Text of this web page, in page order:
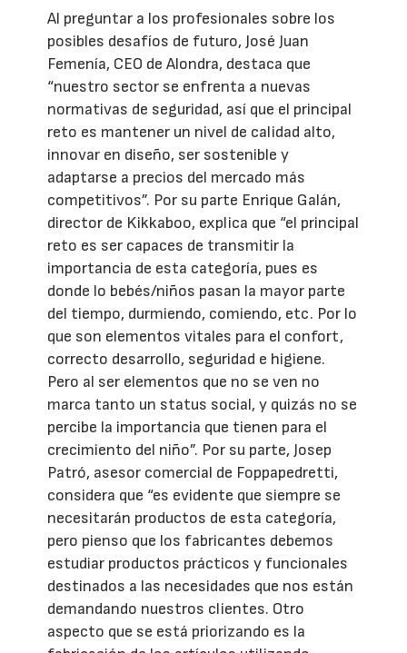
Al preguntar a los profesionales sobre los
posibles desafíos de futuro, José Juan
Femenía, CEO de Alondra, destaca que
“nuestro sector se enfrenta a nuevas
normativas de seguridad, así que el principal
reto es mantener un nivel de calidad alto,
innovar en diseño, ser sostenible y
adaptarse a precios del mercado más
competitivos”. Por su parte Enrique Galán,
director de Kikkaboo, explica que “el principal
reto es ser capaces de transmitir la
importancia de esta categoría, pues es
donde lo bebés/niños pasan la mayor parte
del tiempo, durmiendo, comiendo, etc. Por lo
que son elementos vitales para el confort,
correcto desarrollo, seguridad e higiene.
Pero al ser elementos que no se ven no
marca tanto un status social, y quizás no se
percibe la importancia que tienen para el
crecimiento del niño”. Por su parte, Josep
Patró, asesor comercial de Foppapedretti,
considera que “es evidente que siempre se
necesitarán productos de esta categoría,
pero pienso que los fabricantes debemos
estudiar productos prácticos y funcionales
destinados a las necesidades que nos están
demandando nuestros clientes. Otro
aspecto que se está priorizando es la